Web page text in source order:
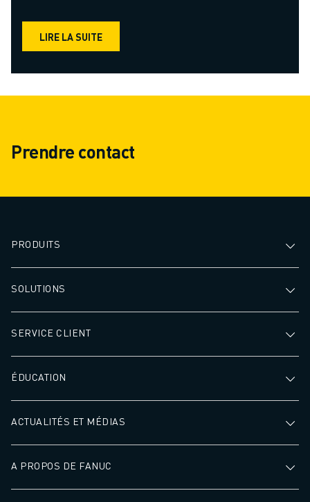
LIRE LA SUITE
Prendre contact
PRODUITS
SOLUTIONS
SERVICE CLIENT
ÉDUCATION
ACTUALITÉS ET MÉDIAS
A PROPOS DE FANUC